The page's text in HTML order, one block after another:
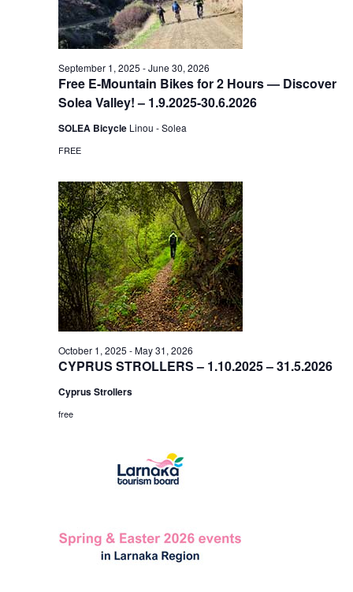
Free E-Mountain Bikes for 2 Hours — Discover
Solea Valley! – 1.9.2025-30.6.2026
September 1, 2025 -June 30, 2026
SOLEA Bicycle Linou - Solea
FREE
CYPRUS STROLLERS – 1.10.2025 – 31.5.2026
October 1, 2025 -May 31, 2026
Cyprus Strollers
free